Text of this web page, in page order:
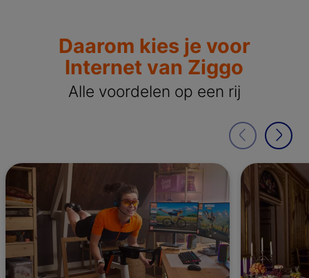
Daarom kies je voor
Internet van Ziggo
Alle voordelen op een rij
Laat
Alle snelheid Wifi die